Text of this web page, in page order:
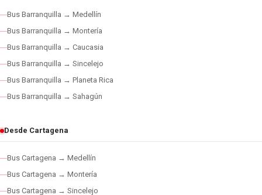
Bus Barranquilla → Medellín
Bus Barranquilla → Montería
Bus Barranquilla → Caucasia
Bus Barranquilla → Sincelejo
Bus Barranquilla → Planeta Rica
Bus Barranquilla → Sahagún
Desde Cartagena
Bus Cartagena → Medellín
Bus Cartagena → Montería
Bus Cartagena → Sincelejo